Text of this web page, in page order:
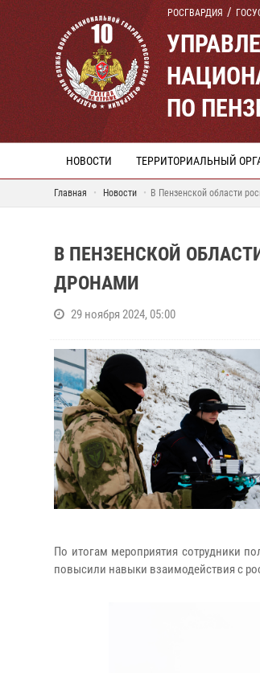
РОСГВАРДИЯ
ПО
НОВОСТИ ТЕРРИТОРИАЛЬНЫЙ
Главная Новости В Пензенской области
В ПЕНЗЕНСКОЙ
ДРОНАМИ
29 ноября 2024, 05:00
По итогам мероприятия сотрудники
повысили навыки взаимодействия с